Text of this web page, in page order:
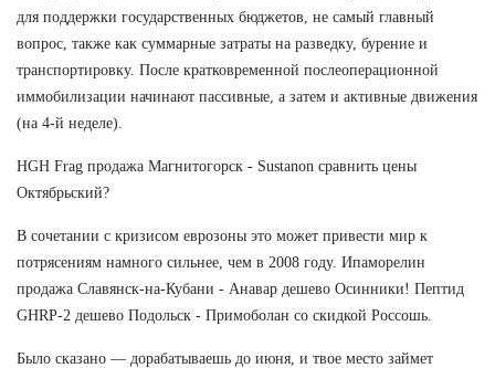
для поддержки государственных бюджетов, не самый главный
вопрос, также как суммарные затраты на разведку, бурение и
транспортировку. После кратковременной послеоперационной
иммобилизации начинают пассивные, а затем и активные движения
(на 4-й неделе).
HGH Frag продажа Магнитогорск - Sustanon сравнить цены
Октябрьский?
В сочетании с кризисом еврозоны это может привести мир к
потрясениям намного сильнее, чем в 2008 году. Ипаморелин
продажа Славянск-на-Кубани - Анавар дешево Осинники! Пептид
GHRP-2 дешево Подольск - Примоболан со скидкой Россошь.
Было сказано — дорабатываешь до июня, и твое место займет